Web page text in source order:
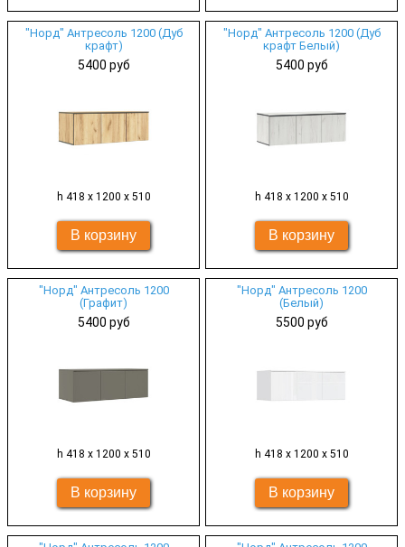
"Норд" Антресоль 1200 (Дуб
крафт)
5400 руб
h 418 х 1200 х 510
"Норд" Антресоль 1200 (Дуб
крафт Белый)
5400 руб
h 418 х 1200 х 510
"Норд" Антресоль 1200
(Графит)
5400 руб
h 418 х 1200 х 510
"Норд" Антресоль 1200
(Белый)
5500 руб
h 418 х 1200 х 510